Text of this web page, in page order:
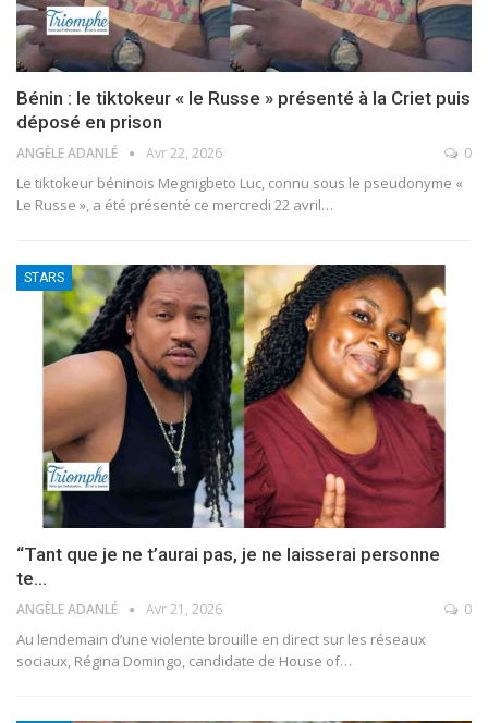
Bénin : le tiktokeur « le Russe » présenté à la Criet puis
déposé en prison
ANGÈLE ADANLÉ Avr 22, 2026 0
Le tiktokeur béninois Megnigbeto Luc, connu sous le pseudonyme «
Le Russe », a été présenté ce mercredi 22 avril…
STARS
“Tant que je ne t’aurai pas, je ne laisserai personne
te…
ANGÈLE ADANLÉ Avr 21, 2026 0
Au lendemain d’une violente brouille en direct sur les réseaux
sociaux, Régina Domingo, candidate de House of…